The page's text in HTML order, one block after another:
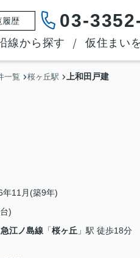
履歴 03-
線から探す 仮住まい
一覧 桜ヶ丘駅 上和田戸建
年11月(築9年)
)
江ノ島線 「桜ヶ丘 」駅 徒歩18分